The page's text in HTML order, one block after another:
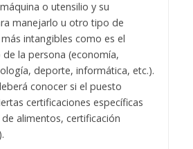
o utensilio y su
manejarlo u otro tipo de
intangibles como es el
la persona (economía,
deporte, informática, etc.).
conocer si el puesto
certificaciones específicas
alimentos, certificación